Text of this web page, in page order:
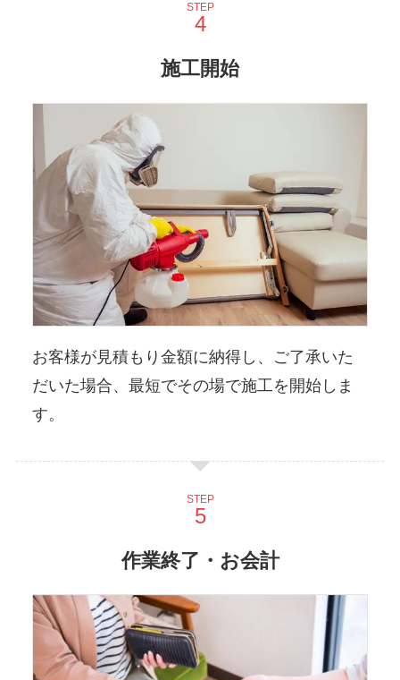
STEP
施工開始
お客様が見積もり金額に納得し、ご了承いた
だいた場合、最短でその場で施工を開始しま
す。
STEP
作業終了・お会計